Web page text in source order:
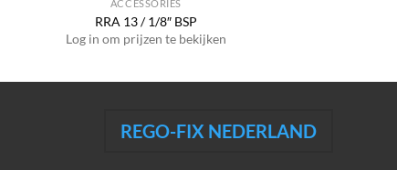
ACCESSORIES
RRA 13 / 1/8″ BSP
Log in om prijzen te bekijken
REGO-FIX NEDERLAND